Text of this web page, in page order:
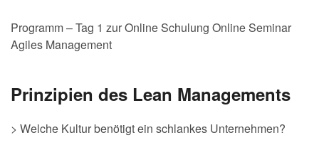
Programm – Tag 1 zur Online Schulung Online Seminar
Agiles Management
Prinzipien des Lean Managements
> Welche Kultur benötigt ein schlankes Unternehmen?